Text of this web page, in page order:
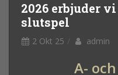
2026 erbjuder
slutspel
2 Okt 25 admin
A-